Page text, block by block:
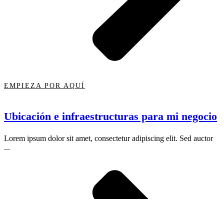
EMPIEZA POR AQUÍ
Ubicación e infraestructuras para mi negocio
Lorem ipsum dolor sit amet, consectetur adipiscing elit. Sed auctor
...